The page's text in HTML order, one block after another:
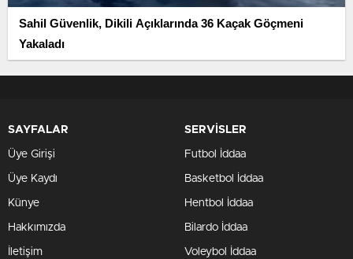
Sahil Güvenlik, Dikili Açıklarında 36 Kaçak Göçmeni
Yakaladı
SAYFALAR
Üye Girişi
Üye Kaydı
Künye
Hakkımızda
İletişim
SERVİSLER
Futbol İddaa
Basketbol İddaa
Hentbol İddaa
Bilardo İddaa
Voleybol İddaa